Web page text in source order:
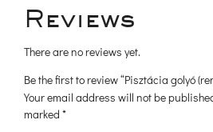
Reviews
There are no reviews yet.
Be the first to review “Pisztácia golyó
Your email address will not be
marked *